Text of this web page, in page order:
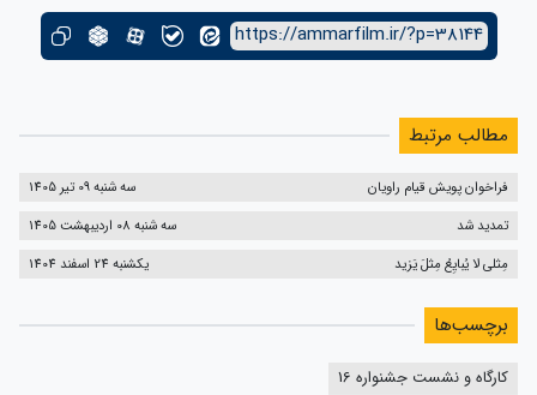
https://ammarfilm.ir/?p=38144
مطالب مرتبط
فراخوان پویش قیام راویان
سه شنبه 09 تیر 1405
تمدید شد
سه شنبه 08 اردیبهشت 1405
مِثلی لا یُبایِعُ مِثلَ یَزید
یکشنبه 24 اسفند 1404
برچسب‌ها
کارگاه و نشست جشنواره 16